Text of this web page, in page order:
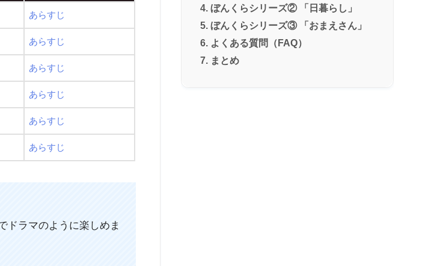
あらすじ
あらすじ
あらすじ
あらすじ
あらすじ
あらすじ
ドラマのように楽しめま
ぼんくらシリーズ② 「日暮らし」
ぼんくらシリーズ③ 「おまえさん」
よくある質問（FAQ）
まとめ